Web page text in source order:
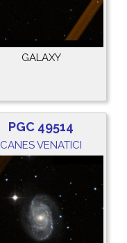
GALAXY
PGC 49514
CANES VENATICI